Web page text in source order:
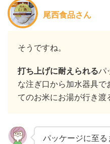
尾西食品さん
そうですね。
打ち上げに耐えられるパ
な注ぎ口から加水器具
てのお米にお湯が行き渡
パッケージに至る